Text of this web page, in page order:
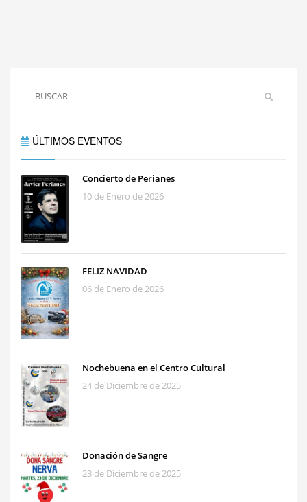
ÚLTIMOS EVENTOS
Concierto de Perianes
10 de Enero de 2026
FELIZ NAVIDAD
06 de Enero de 2026
Nochebuena en el Centro Cultural
24 de Diciembre de 2025
Donación de Sangre
23 de Diciembre de 2025